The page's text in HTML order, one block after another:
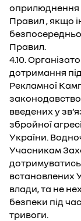
оприлюднення
Правил , якщо
Правил.
4.10.
дотримання
Рекламної
введених у
збройної
України.
Учасникам
встановлених
влади, та не
безпеки під
тривоги.